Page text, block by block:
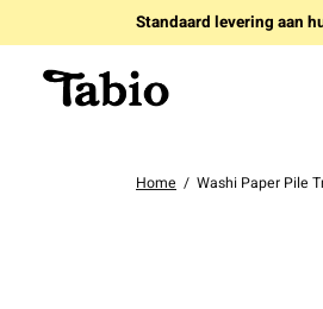
Standaard levering aan
Home / Washi Paper Pile